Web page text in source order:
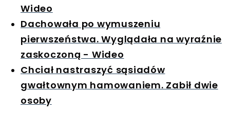
Wideo
Dachowała po wymuszeniu
pierwszeństwa. Wyglądała na wyraźnie
zaskoczoną - Wideo
Chciał nastraszyć sąsiadów
gwałtownym hamowaniem. Zabił dwie
osoby